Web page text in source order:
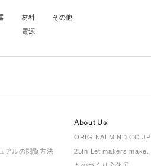
材料
電源
その他
アルの閲覧方法
About Us
ORIGINALMIND.CO.JP
25th Let makers make.